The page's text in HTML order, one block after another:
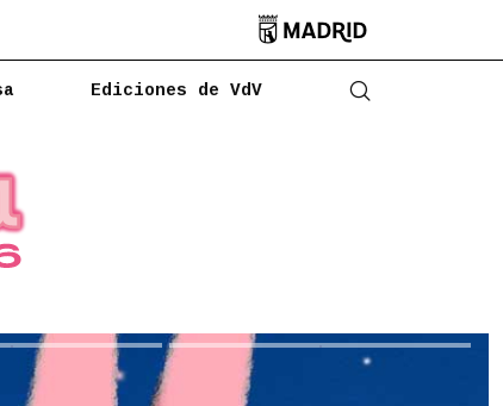

Ediciones de VdV Abrir